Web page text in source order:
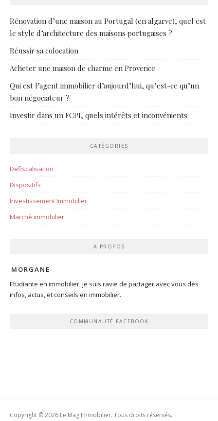
Rénovation d’une maison au Portugal (en algarve), quel est
le style d’architecture des maisons portugaises ?
Réussir sa colocation
Acheter une maison de charme en Provence
Qui est l’agent immobilier d’aujourd’hui, qu’est-ce qu’un
bon négociateur ?
Investir dans un FCPI, quels intérêts et inconvénients
CATÉGORIES
Defiscalisation
Dispositifs
Investissement Immobilier
Marché immobilier
A PROPOS
MORGANE
Etudiante en immobilier, je suis ravie de partager avec vous des
infos, actus, et conseils en immobilier.
COMMUNAUTÉ FACEBOOK
Copyright © 2026 Le Mag Immobilier. Tous droits réservés.